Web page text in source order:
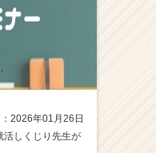
2026年01月26日
活しくじり先生が